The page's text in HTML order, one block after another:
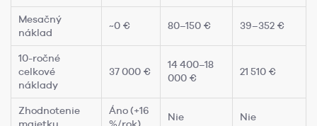
Mesačný
náklad
~0 € 80–150 € 39–352 €
10-ročné
celkové
náklady
37 000 €
14 400–18
000 €
21 510 €
Zhodnotenie
majetku
Áno (+16
%/rok)
Nie Nie